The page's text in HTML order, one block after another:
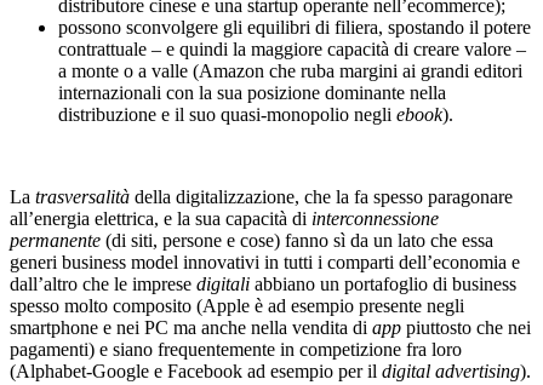
distributore cinese e una startup operante nell’ecommerce);
possono sconvolgere gli equilibri di filiera, spostando il potere
contrattuale – e quindi la maggiore capacità di creare valore –
a monte o a valle (Amazon che ruba margini ai grandi editori
internazionali con la sua posizione dominante nella
distribuzione e il suo quasi-monopolio negli ebook).
La trasversalità della digitalizzazione, che la fa spesso paragonare
all’energia elettrica, e la sua capacità di interconnessione
permanente (di siti, persone e cose) fanno sì da un lato che essa
generi business model innovativi in tutti i comparti dell’economia e
dall’altro che le imprese digitali abbiano un portafoglio di business
spesso molto composito (Apple è ad esempio presente negli
smartphone e nei PC ma anche nella vendita di app piuttosto che nei
pagamenti) e siano frequentemente in competizione fra loro
(Alphabet-Google e Facebook ad esempio per il digital advertising).